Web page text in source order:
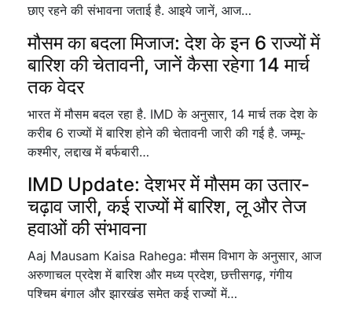
छाए रहने की संभावना जताई है. आइये जानें, आज…
मौसम का बदला मिजाज: देश के इन 6 राज्यों में
बारिश की चेतावनी, जानें कैसा रहेगा 14 मार्च
तक वेदर
भारत में मौसम बदल रहा है. IMD के अनुसार, 14 मार्च तक देश के
करीब 6 राज्यों में बारिश होने की चेतावनी जारी की गई है. जम्मू-
कश्मीर, लद्दाख में बर्फबारी…
IMD Update: देशभर में मौसम का उतार-
चढ़ाव जारी, कई राज्यों में बारिश, लू और तेज
हवाओं की संभावना
Aaj Mausam Kaisa Rahega: मौसम विभाग के अनुसार, आज
अरुणाचल प्रदेश में बारिश और मध्य प्रदेश, छत्तीसगढ़, गंगीय
पश्चिम बंगाल और झारखंड समेत कई राज्यों में…